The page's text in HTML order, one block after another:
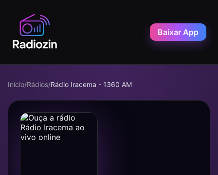
Baixar App
Início/Rádios/Rádio Iracema - 1360 AM